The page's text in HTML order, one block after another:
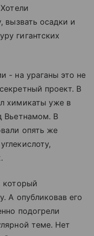
вызвать осадки и
гигантских
- на ураганы это не
проект. В
химикаты уже в
Вьетнамом. В
опять же
который
А опубликовав его
подогрели
теме. Нет